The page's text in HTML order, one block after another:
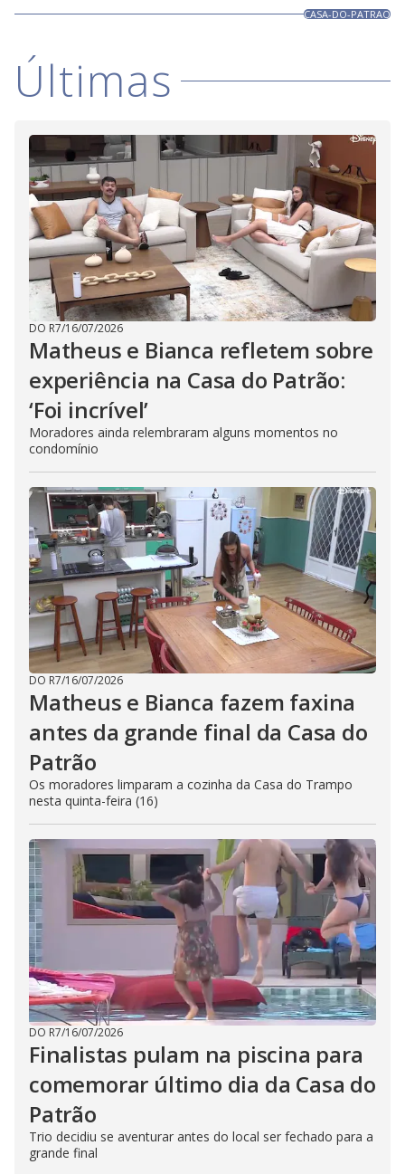
CASA-DO-PATRAO
Últimas
DO R7/16/07/2026
Matheus e Bianca refletem sobre
experiência na Casa do Patrão:
‘Foi incrível’
Moradores ainda relembraram alguns momentos no
condomínio
DO R7/16/07/2026
Matheus e Bianca fazem faxina
antes da grande final da Casa do
Patrão
Os moradores limparam a cozinha da Casa do Trampo
nesta quinta-feira (16)
DO R7/16/07/2026
Finalistas pulam na piscina para
comemorar último dia da Casa do
Patrão
Trio decidiu se aventurar antes do local ser fechado para a
grande final